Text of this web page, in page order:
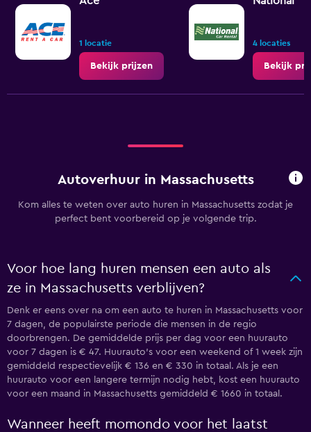
1 locatie
Bekijk prijzen
4 locaties
Bekijk
Autoverhuur in Massachusetts
Kom alles te weten over auto huren in Massachusetts zodat je
perfect bent voorbereid op je volgende trip.
Voor hoe lang huren mensen een auto als
ze in Massachusetts verblijven?
Denk er eens over na om een auto te huren in Massachusetts voor
7 dagen, de populairste periode die mensen in de regio
doorbrengen. De gemiddelde prijs per dag voor een huurauto
voor 7 dagen is € 47. Huurauto's voor een weekend of 1 week zijn
gemiddeld respectievelijk € 136 en € 330 in totaal. Als je een
huurauto voor een langere termijn nodig hebt, kost een huurauto
voor een maand in Massachusetts gemiddeld € 1660 in totaal.
Wanneer heeft momondo voor het laatst